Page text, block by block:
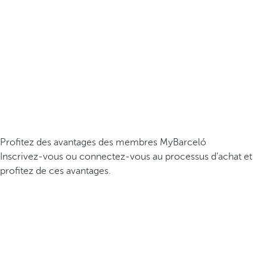
Profitez des avantages des membres MyBarceló
Inscrivez-vous ou connectez-vous au processus d’achat et
profitez de ces avantages.